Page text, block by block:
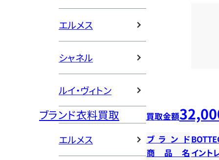
エルメス
シャネル
ルイ・ヴィトン
ブランド衣料買取
エルメス
買取金額
ブランド
商品名 イント